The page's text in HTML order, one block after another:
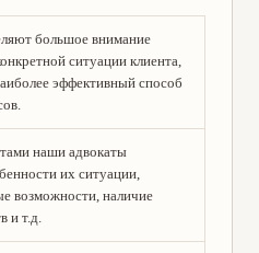
большое внимание
ситуации клиента,
эффективный способ
наши адвокаты
их ситуации,
возможности, наличие
и т.д.